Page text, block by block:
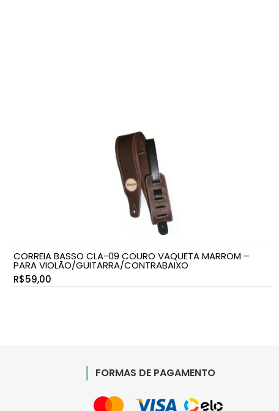
CORREIA BASSO CLA-09 COURO VAQUETA MARROM –
PARA VIOLÃO/GUITARRA/CONTRABAIXO
R$59,00
FORMAS DE PAGAMENTO